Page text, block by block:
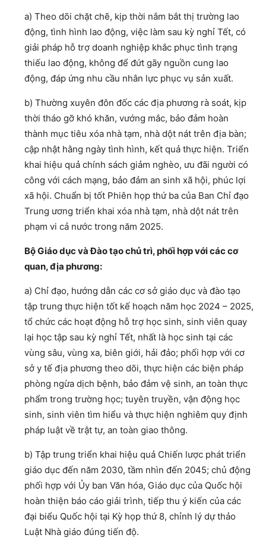
a) Theo dõi chặt chẽ, kịp thời nắm bắt thị trường lao
động, tình hình lao động, việc làm sau kỳ nghỉ Tết, có
giải pháp hỗ trợ doanh nghiệp khắc phục tình trạng
thiếu lao động, không để đứt gãy nguồn cung lao
động, đáp ứng nhu cầu nhân lực phục vụ sản xuất.
b) Thường xuyên đôn đốc các địa phương rà soát, kịp
thời tháo gỡ khó khăn, vướng mắc, bảo đảm hoàn
thành mục tiêu xóa nhà tạm, nhà dột nát trên địa bàn;
cập nhật hằng ngày tình hình, kết quả thực hiện. Triển
khai hiệu quả chính sách giảm nghèo, ưu đãi người có
công với cách mạng, bảo đảm an sinh xã hội, phúc lợi
xã hội. Chuẩn bị tốt Phiên họp thứ ba của Ban Chỉ đạo
Trung ương triển khai xóa nhà tạm, nhà dột nát trên
phạm vi cả nước trong năm 2025.
Bộ Giáo dục và Đào tạo chủ trì, phối hợp với các cơ
quan, địa phương:
a) Chỉ đạo, hướng dẫn các cơ sở giáo dục và đào tạo
tập trung thực hiện tốt kế hoạch năm học 2024 – 2025,
tổ chức các hoạt động hỗ trợ học sinh, sinh viên quay
lại học tập sau kỳ nghỉ Tết, nhất là học sinh tại các
vùng sâu, vùng xa, biên giới, hải đảo; phối hợp với cơ
sở y tế địa phương theo dõi, thực hiện các biện pháp
phòng ngừa dịch bệnh, bảo đảm vệ sinh, an toàn thực
phẩm trong trường học; tuyên truyền, vận động học
sinh, sinh viên tìm hiểu và thực hiện nghiêm quy định
pháp luật về trật tự, an toàn giao thông.
b) Tập trung triển khai hiệu quả Chiến lược phát triển
giáo dục đến năm 2030, tầm nhìn đến 2045; chủ động
phối hợp với Ủy ban Văn hóa, Giáo dục của Quốc hội
hoàn thiện báo cáo giải trình, tiếp thu ý kiến của các
đại biểu Quốc hội tại Kỳ họp thứ 8, chỉnh lý dự thảo
Luật Nhà giáo đúng tiến độ.